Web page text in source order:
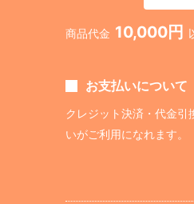
商品代金 10,000円
お支払いについて
クレジット決済・代金
いがご利用になれます。